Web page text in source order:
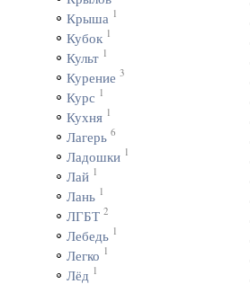
Крыша 1
Кубок 1
Культ 1
Курение 3
Курс 1
Кухня 1
Лагерь 6
Ладошки 1
Лай 1
Лань 1
ЛГБТ 2
Лебедь 1
Легко 1
Лёд 1